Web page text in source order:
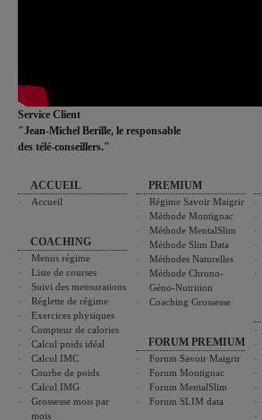
Service Client
"Jean-Michel Berille, le responsable
des télé-conseillers."
ACCUEIL
Accueil
COACHING
Menus régime
Liste de courses
Suivi des mensurations
Réglette de régime
Exercices physiques
Compteur de calories
Calcul poids idéal
Calcul IMC
Courbe de poids
Calcul IMG
Grossesse mois par
mois
PREMIUM
Régime Savoir Maigrir
Méthode Montignac
Méthode MentalSlim
Méthode Slim Data
Méthodes Naturelles
Méthode Chrono-
Géno-Nutrition
Coaching Grossesse
FORUM PREMIUM
Forum Savoir Maigrir
Forum Montignac
Forum MentalSlim
Forum SLIM data